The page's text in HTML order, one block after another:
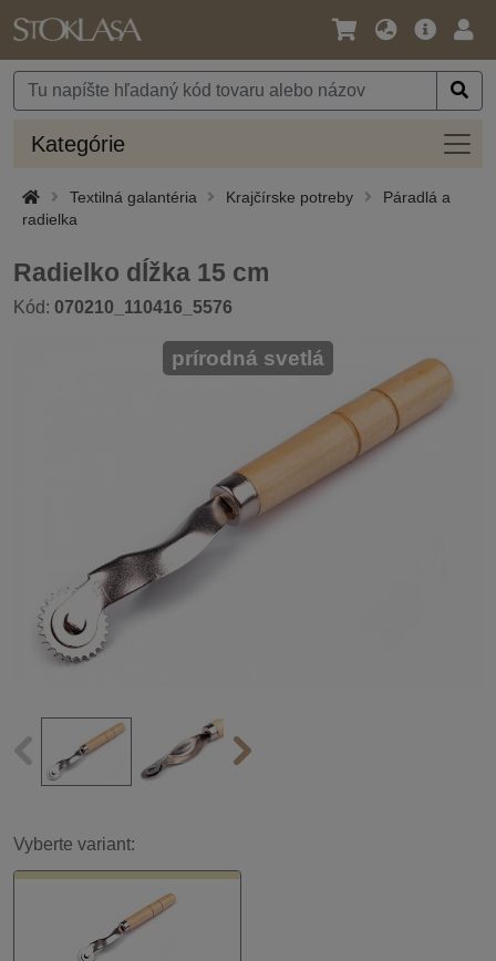
Jazyk
Mena
Hlavná
Kategórie
Textilná galantéria Krajčírske potreby
Páradlá a
radielka
Radielko dĺžka 15 cm
Kód: 070210_110416_5576
prírodná svetlá
Vyberte variant: